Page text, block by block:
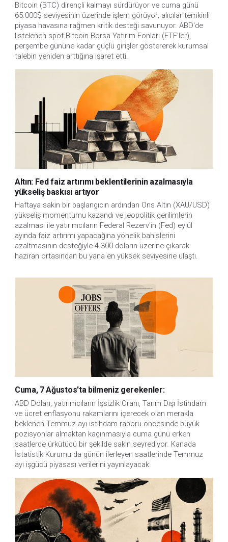
Bitcoin (BTC) dirençli kalmayı sürdürüyor ve cuma günü
65.000$ seviyesinin üzerinde işlem görüyor; alıcılar temkinli
piyasa havasına rağmen kritik desteği savunuyor. ABD'de
listelenen spot Bitcoin Borsa Yatırım Fonları (ETF'ler),
perşembe gününe kadar güçlü girişler göstererek kurumsal
talebin yeniden arttığına işaret etti.
Altın: Fed faiz artırımı beklentilerinin azalmasıyla
yükseliş baskısı artıyor
Haftaya sakin bir başlangıcın ardından Ons Altın (XAU/USD)
yükseliş momentumu kazandı ve jeopolitik gerilimlerin
azalması ile yatırımcıların Federal Rezerv'in (Fed) eylül
ayında faiz artırımı yapacağına yönelik bahislerini
azaltmasının desteğiyle 4.300 doların üzerine çıkarak
haziran ortasından bu yana en yüksek seviyesine ulaştı.
Cuma, 7 Ağustos'ta bilmeniz gerekenler:
ABD Doları, yatırımcıların İşsizlik Oranı, Tarım Dışı İstihdam
ve ücret enflasyonu rakamlarını içerecek olan merakla
beklenen Temmuz ayı istihdam raporu öncesinde büyük
pozisyonlar almaktan kaçınmasıyla cuma günü erken
saatlerde ürkütücü bir şekilde sakin seyrediyor. Kanada
İstatistik Kurumu da günün ilerleyen saatlerinde Temmuz
ayı işgücü piyasası verilerini yayınlayacak.